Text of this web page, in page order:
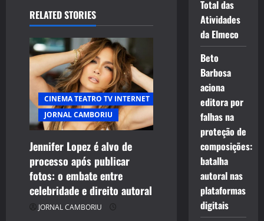
v
i
g
a
t
i
o
n
RELATED STORIES
CINEMA TEATRO TV INTERNET
JORNAL CAMBORIU
Jennifer Lopez é alvo de
processo após publicar
fotos: o embate entre
celebridade e direito autoral
JORNAL CAMBORIU
CELEBRIDADES
CINEMA TEATRO TV INTERNET
ENTRETENIMENTO
JORNAL CAMBORIU
Total das
Atividades
da Elmeco
Beto
Barbosa
aciona
editora por
falhas na
proteção de
composições:
batalha
autoral nas
plataformas
digitais